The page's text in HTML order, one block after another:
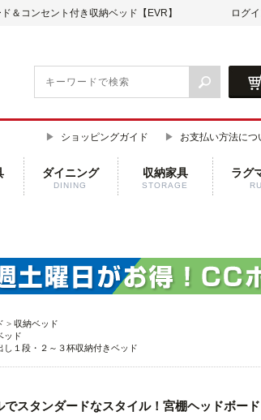
＆コンセント付き収納ベッド【EVR】 ログ
ショッピングガイド お支払い方法につ
ダイニング
DINING
収納家具
STORAGE
ラグ
> 収納ベッド
ッド
し１段・２～３杯収納付きベッド
でスタンダードなスタイル！宮棚ヘッドボー